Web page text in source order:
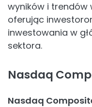
wyników i trendów
oferując
inwestowania w
sektora.
Nasdaq
Nasdaq